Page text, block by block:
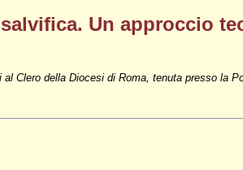
Un approccio
Clero della Diocesi di Roma, tenuta presso la